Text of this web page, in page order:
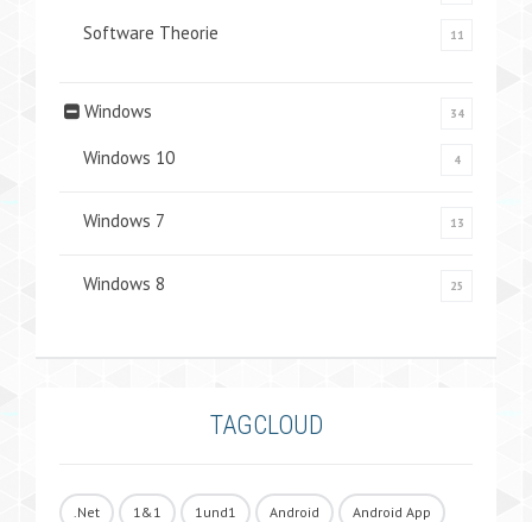
Software Theorie 11
Windows 34
Windows 10 4
Windows 7 13
Windows 8 25
TAGCLOUD
.Net 1&1 1und1 Android Android App